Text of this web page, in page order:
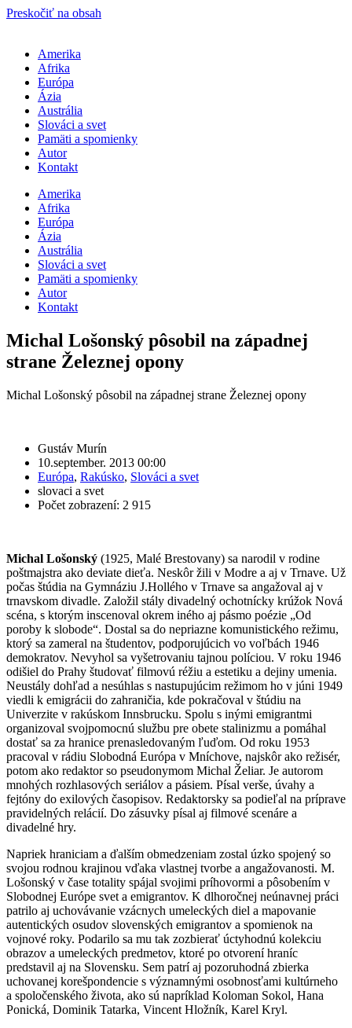
Preskočiť na obsah
Amerika
Afrika
Európa
Ázia
Austrália
Slováci a svet
Pamäti a spomienky
Autor
Kontakt
Amerika
Afrika
Európa
Ázia
Austrália
Slováci a svet
Pamäti a spomienky
Autor
Kontakt
Michal Lošonský pôsobil na západnej
strane Železnej opony
Michal Lošonský pôsobil na západnej strane Železnej opony
Gustáv Murín
10.september. 2013 00:00
Európa, Rakúsko, Slováci a svet
slovaci a svet
Počet zobrazení: 2 915
Michal Lošonský (1925, Malé Brestovany) sa narodil v rodine
poštmajstra ako deviate dieťa. Neskôr žili v Modre a aj v Trnave. Už
počas štúdia na Gymnáziu J.Hollého v Trnave sa angažoval aj v
trnavskom divadle. Založil stály divadelný ochotnícky krúžok Nová
scéna, s ktorým inscenoval okrem iného aj pásmo poézie „Od
poroby k slobode“. Dostal sa do nepriazne komunistického režimu,
ktorý sa zameral na študentov, podporujúcich vo voľbách 1946
demokratov. Nevyhol sa vyšetrovaniu tajnou políciou. V roku 1946
odišiel do Prahy študovať filmovú réžiu a estetiku a dejiny umenia.
Neustály dohľad a nesúhlas s nastupujúcim režimom ho v júni 1949
viedli k emigrácii do zahraničia, kde pokračoval v štúdiu na
Univerzite v rakúskom Innsbrucku. Spolu s inými emigrantmi
organizoval svojpomocnú službu pre obete stalinizmu a pomáhal
dostať sa za hranice prenasledovaným ľuďom. Od roku 1953
pracoval v rádiu Slobodná Európa v Mníchove, najskôr ako režisér,
potom ako redaktor so pseudonymom Michal Želiar. Je autorom
mnohých rozhlasových seriálov a pásiem. Písal verše, úvahy a
fejtóny do exilových časopisov. Redaktorsky sa podieľal na príprave
pravidelných relácií. Do zásuvky písal aj filmové scenáre a
divadelné hry.
Napriek hraniciam a ďalším obmedzeniam zostal úzko spojený so
svojou rodnou krajinou vďaka vlastnej tvorbe a angažovanosti. M.
Lošonský v čase totality spájal svojimi príhovormi a pôsobením v
Slobodnej Európe svet a emigrantov. K dlhoročnej neúnavnej práci
patrilo aj uchovávanie vzácnych umeleckých diel a mapovanie
autentických osudov slovenských emigrantov a spomienok na
vojnové roky. Podarilo sa mu tak zozbierať úctyhodnú kolekciu
obrazov a umeleckých predmetov, ktoré po otvorení hraníc
predstavil aj na Slovensku. Sem patrí aj pozoruhodná zbierka
uchovanej korešpondencie s významnými osobnosťami kultúrneho
a spoločenského života, ako sú napríklad Koloman Sokol, Hana
Ponická, Dominik Tatarka, Vincent Hložník, Karel Kryl.